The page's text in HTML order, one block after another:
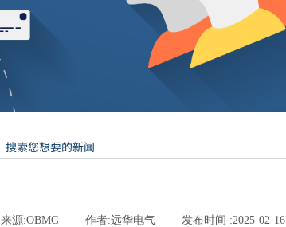
来源:OBMG 作者:远华电气 发布时间 :2025-02-16